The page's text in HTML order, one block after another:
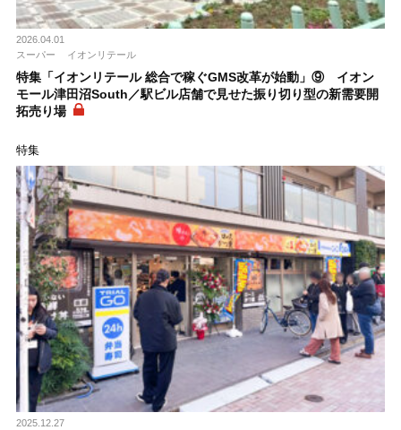
2026.04.01
スーパー
イオンリテール
特集「イオンリテール 総合で稼ぐGMS改革が始動」⑨ イオン
モール津田沼South／駅ビル店舗で見せた振り切り型の新需要開
拓売り場
特集
2025.12.27